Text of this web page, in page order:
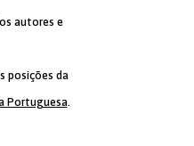
autores e
posições da
Portuguesa.